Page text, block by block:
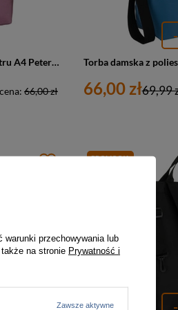
Shopperka damska torba z poliestru A4 Peterson TZ15605D duża różowa
66,00 zł 66,00 zł69,99
PROMOCJA
warunki przechowywania lub
na stronie Prywatność i
Zawsze aktywne